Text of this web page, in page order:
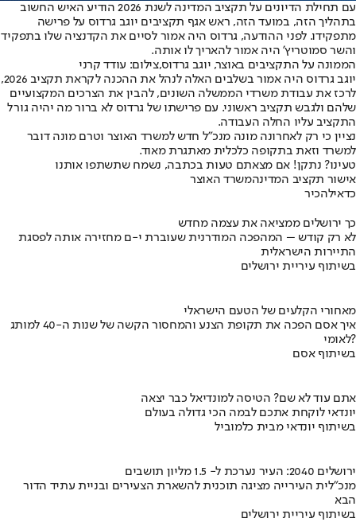
עם תחילת הדיונים על תקציב המדינה לשנת 2026 הודיע האיש החשוב
בתהליך הזה, במועד הזה, ראש אגף תקציבים יוגב גרדוס על פרישה
מתפקידו. לפני ההודעה, גרדוס היה אמור לסיים את הקדנציה שלו בתפקיד
והשר סמוטריץ' היה אמור להאריך לו אותה.
הממונה על התקציבים באוצר, יוגב גרדוס,צילום: עודד קרני
יוגב גרדוס היה אמור בשלבים האלה לנהל את ההכנה לקראת תקציב 2026,
לרכז את עבודת משרדי הממשלה השונים, להבין את הצרכים המקצועיים
שלהם ולגבש תקציב ראשוני. עם פרישתו של גרדוס לא ברור מה יהיה גורל
התקציב עליו החלה העבודה.
נציין כי רק לאחרונה מונה מנכ"ל חדש למשרד האוצר וטרם מונה דובר
למשרד וזאת בתקופה כלכלית מאתגרת מאוד.
טעינו? נתקן! אם מצאתם טעות בכתבה, נשמח שתשתפו אותנו
אישור תקציב המדינהמשרד האוצר
כדאילהכיר
כך ירושלים ממציאה את עצמה מחדש
לא רק קודש – המהפכה המודרנית שעוברת י-ם מחזירה אותה לפסגת
התיירות הישראלית
בשיתוף עיריית ירושלים
מאחורי הקלעים של הטעם הישראלי
איך אסם הפכה את תקופת הצנע והמחסור הקשה של שנות ה-40 למותג
לאומי?
בשיתוף אסם
אתם עוד לא שם? הטיסה למונדיאל כבר יצאה
יונדאי לוקחת אתכם לבמה הכי גדולה בעולם
בשיתוף יונדאי מבית כלמוביל
ירושלים 2040: העיר נערכת ל- 1.5 מליון תושבים
מנכ"לית העירייה מציגה תוכנית להשארת הצעירים ובניית עתיד הדור
הבא
בשיתוף עיריית ירושלים